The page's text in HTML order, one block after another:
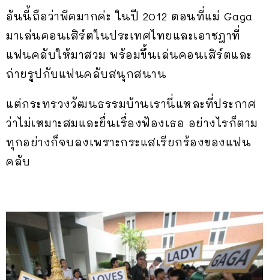
อันนี้ถือว่าพีคมากค่ะ ในปี 2012 ตอนที่แม่ Gaga
มาเล่นคอนเสิร์ตในประเทศไทยและเอาชฎาที่
แฟนคลับให้มาสวม พร้อมขึ้นเล่นคอนเสิร์ตและ
ถ่ายรูปกับแฟนคลับสนุกสนาน
แต่กระทรวงวัฒนธรรมบ้านเรานี่แหละที่ประกาศ
ว่าไม่เหมาะสมและยื่นเรื่องฟ้องเธอ อย่างไรก็ตาม
ทุกอย่างก็จบลงเพราะกระแสเรียกร้องของแฟน
คลับ